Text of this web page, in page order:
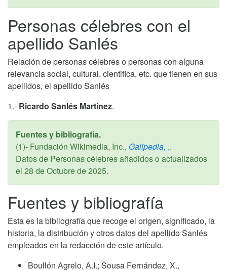
Personas célebres con el
apellido Sanlés
Relación de personas célebres o personas con alguna
relevancia social, cultural, cientifica, etc. que tienen en sus
apellidos, el apellido Sanlés
1.- Ricardo Sanlés Martínez.
Fuentes y bibliografía.
(1)- Fundación Wikimedia, Inc., Galipedia, ,.
Datos de Personas célebres añadidos o actualizados
el 28 de Octubre de 2025.
Fuentes y bibliografía
Esta es la bibliografía que recoge el origen, significado, la
historia, la distribución y otros datos del apellido Sanlés
empleados en la redacción de este artículo.
Boullón Agrelo, A.I.; Sousa Fernández, X.,